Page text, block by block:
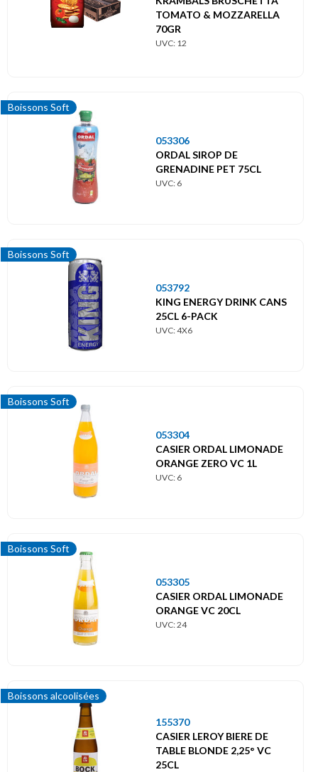
TOMATO & MOZZARELLA
70GR
UVC: 12
Boissons Soft
053306
ORDAL SIROP DE
GRENADINE PET 75CL
UVC: 6
Boissons Soft
053792
KING ENERGY DRINK CANS
25CL 6-PACK
UVC: 4X6
Boissons Soft
053304
CASIER ORDAL LIMONADE
ORANGE ZERO VC 1L
UVC: 6
Boissons Soft
053305
CASIER ORDAL LIMONADE
ORANGE VC 20CL
UVC: 24
Boissons alcoolisées
155370
CASIER LEROY BIERE DE
TABLE BLONDE 2,25° VC
25CL